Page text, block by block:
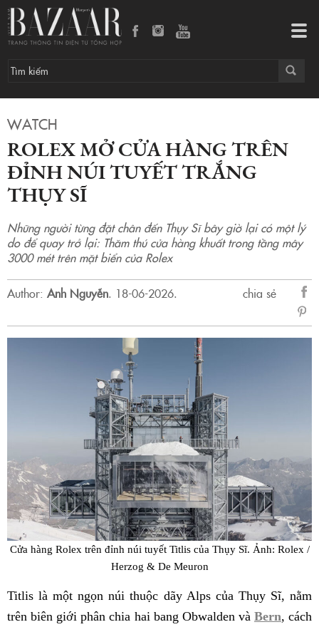
WATCH
ROLEX MỞ CỬA HÀNG TRÊN
ĐỈNH NÚI TUYẾT TRẮNG
THỤY SĨ
Những người từng đặt chân đến Thụy Sĩ bây giờ lại có một lý
do để quay trở lại: Thăm thú cửa hàng khuất trong tầng mây
3000 mét trên mặt biển của Rolex
Author: Anh Nguyễn. 18-06-2026.
chia sẻ
sẻ
Cửa hàng Rolex trên đỉnh núi tuyết Titlis của Thụy Sĩ. Ảnh: Rolex /
Herzog & De Meuron
Titlis là một ngọn núi thuộc dãy Alps của Thụy Sĩ, nằm
trên biên giới phân chia hai bang Obwalden và Bern, cách
Rolex mở cửa hàng trên đỉnh núi tuyết trắng Thụy Sĩ